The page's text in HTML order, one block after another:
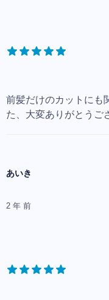
前髪だけのカットにも
た、大変ありがとう
あいき
2 年 前